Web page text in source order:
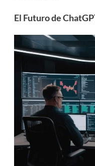
El Futuro de